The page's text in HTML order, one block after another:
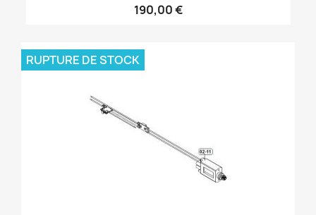
190,00 €
RUPTURE DE STOCK